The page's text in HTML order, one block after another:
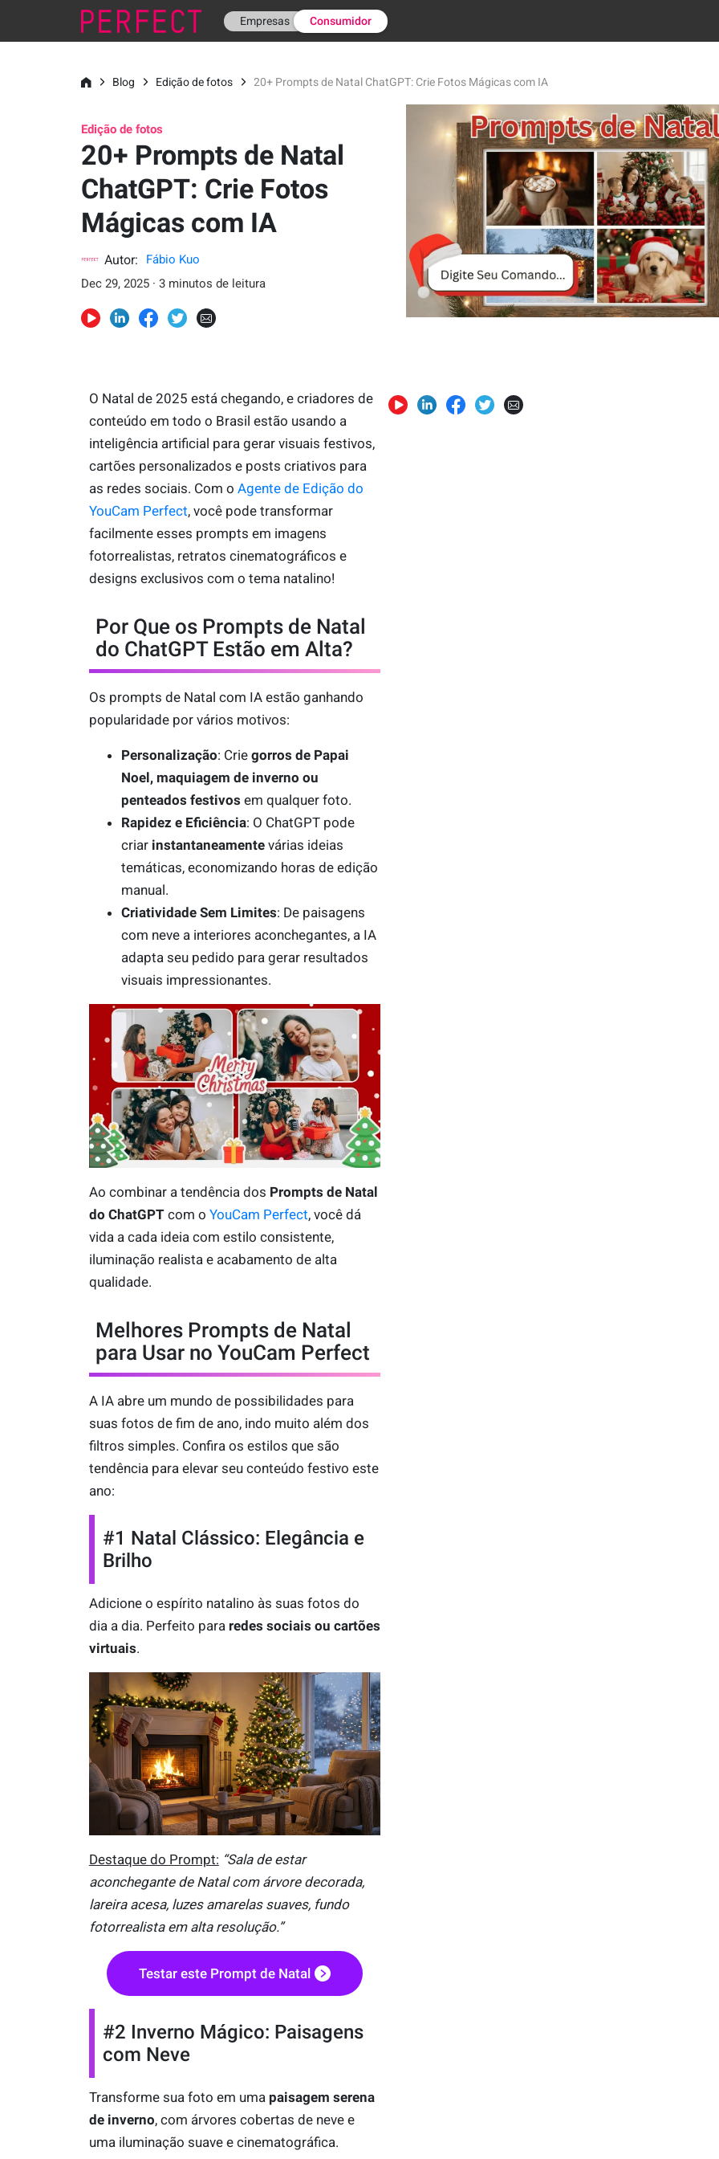
Empresas Consumidor
Blog Edição de fotos 20+ Prompts de Natal ChatGPT: Crie Fotos Mágicas com IA
Edição de fotos
20+ Prompts de Natal
ChatGPT: Crie Fotos
Mágicas com IA
Autor:
Fábio Kuo
Dec 29, 2025 · 3 minutos de leitura
O Natal de 2025 está chegando, e criadores de
conteúdo em todo o Brasil estão usando a
inteligência artificial para gerar visuais festivos,
cartões personalizados e posts criativos para
as redes sociais. Com o Agente de Edição do
YouCam Perfect, você pode transformar
facilmente esses prompts em imagens
fotorrealistas, retratos cinematográficos e
designs exclusivos com o tema natalino!
Por Que os Prompts de Natal
do ChatGPT Estão em Alta?
Os prompts de Natal com IA estão ganhando
popularidade por vários motivos:
Personalização: Crie gorros de Papai
Noel, maquiagem de inverno ou
penteados festivos em qualquer foto.
Rapidez e Eficiência: O ChatGPT pode
criar instantaneamentevárias ideias
temáticas, economizando horas de edição
manual.
Criatividade Sem Limites: De paisagens
com neve a interiores aconchegantes, a IA
adapta seu pedido para gerar resultados
visuais impressionantes.
Ao combinar a tendência dos Prompts de Natal
do ChatGPTcom o YouCam Perfect, você dá
vida a cada ideia com estilo consistente,
iluminação realista e acabamento de alta
qualidade.
Melhores Prompts de Natal
para Usar no YouCam Perfect
A IA abre um mundo de possibilidades para
suas fotos de fim de ano, indo muito além dos
filtros simples. Confira os estilos que são
tendência para elevar seu conteúdo festivo este
ano:
#1 Natal Clássico: Elegância e
Brilho
Adicione o espírito natalino às suas fotos do
dia a dia. Perfeito para redes sociais ou cartões
virtuais.
Destaque do Prompt: “Sala de estar
aconchegante de Natal com árvore decorada,
lareira acesa, luzes amarelas suaves, fundo
fotorrealista em alta resolução.”
Testar este Prompt de Natal
#2 Inverno Mágico: Paisagens
com Neve
Transforme sua foto em uma paisagem serena
de inverno, com árvores cobertas de neve e
uma iluminação suave e cinematográfica.